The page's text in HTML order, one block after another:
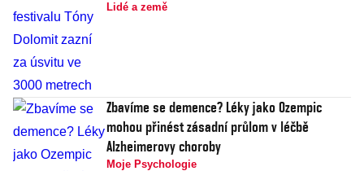
Lidé a země
Zbavíme se demence? Léky jako Ozempic
mohou přinést zásadní průlom v léčbě
Alzheimerovy choroby
Moje Psychologie